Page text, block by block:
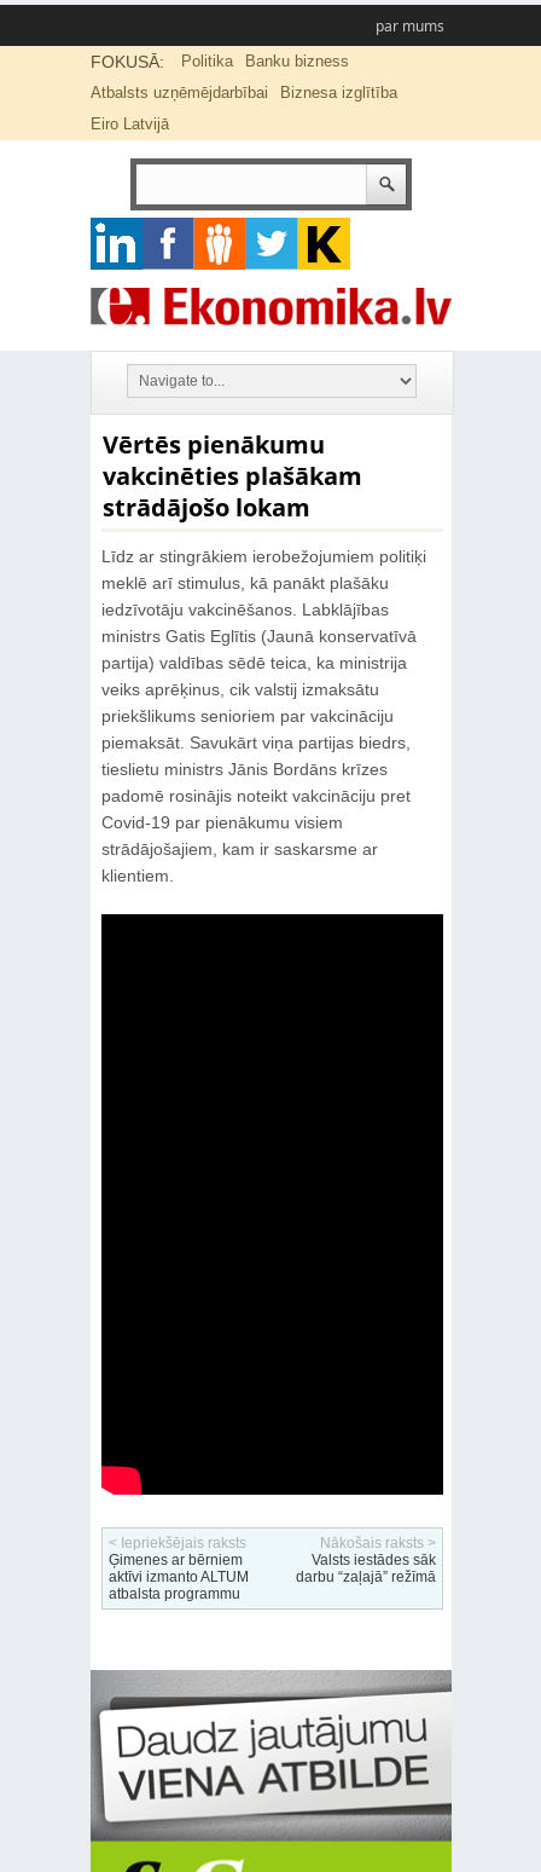
par mums
FOKUSĀ: Politika
Banku bizness
Atbalsts uzņēmējdarbībai
Biznesa izglītība
Eiro Latvijā
Vērtēs pienākumu
vakcinēties plašākam
strādājošo lokam
Līdz ar stingrākiem ierobežojumiem politiķi
meklē arī stimulus, kā panākt plašāku
iedzīvotāju vakcinēšanos. Labklājības
ministrs Gatis Eglītis (Jaunā konservatīvā
partija) valdības sēdē teica, ka ministrija
veiks aprēķinus, cik valstij izmaksātu
priekšlikums senioriem par vakcināciju
piemaksāt. Savukārt viņa partijas biedrs,
tieslietu ministrs Jānis Bordāns krīzes
padomē rosinājis noteikt vakcināciju pret
Covid-19 par pienākumu visiem
strādājošajiem, kam ir saskarsme ar
klientiem.
< Iepriekšējais raksts
Ģimenes ar bērniem
aktīvi izmanto ALTUM
atbalsta programmu
Nākošais raksts >
Valsts iestādes sāk
darbu “zaļajā” režīmā